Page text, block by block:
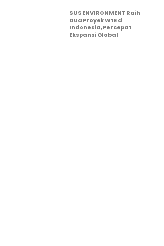
SUS ENVIRONMENT Raih
Dua Proyek WtE di
Indonesia, Percepat
Ekspansi Global